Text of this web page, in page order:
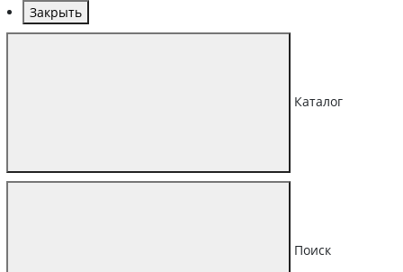
Закрыть
Каталог
Поиск